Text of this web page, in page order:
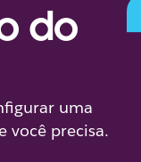
do
uma
você precisa.